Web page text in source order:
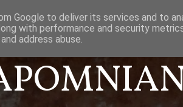
Google to deliver its services and to
with performance and security
address abuse.